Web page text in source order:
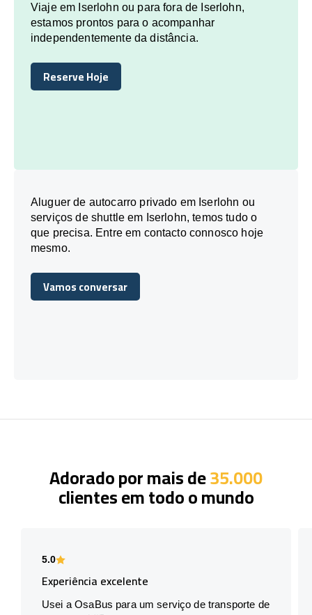
Viaje em Iserlohn ou para fora de Iserlohn,
estamos prontos para o acompanhar
independentemente da distância.
Reserve Hoje
Reserve Hoje
Aluguer de autocarro privado em Iserlohn ou
serviços de shuttle em Iserlohn, temos tudo o
que precisa. Entre em contacto connosco hoje
mesmo.
Vamos conversar
Vamos conversar
Adorado por mais de35.000
clientes em todo o mundo
5.0
Experiência excelente
Usei a OsaBus para um serviço de transporte de